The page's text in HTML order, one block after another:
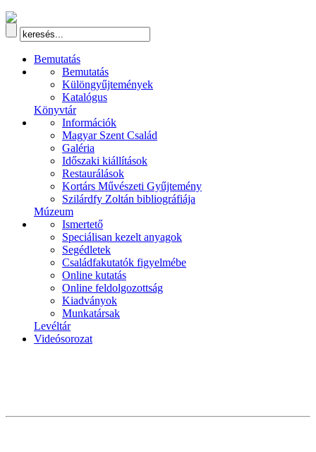
Bemutatás
Bemutatás
Különgyűjtemények
Katalógus
Könyvtár
Információk
Magyar Szent Család
Galéria
Időszaki kiállítások
Restaurálások
Kortárs Művészeti Gyűjtemény
Szilárdfy Zoltán bibliográfiája
Múzeum
Ismertető
Speciálisan kezelt anyagok
Segédletek
Családfakutatók figyelmébe
Online kutatás
Online feldolgozottság
Kiadványok
Munkatársak
Levéltár
Videósorozat